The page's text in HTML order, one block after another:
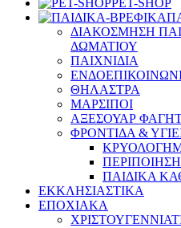
PET-SHOP
ΔΙΑΚΟΣΜΗΣΗ
ΔΩΜΑΤΙΟΥ
ΠΑΙΧΝΙΔΙΑ
ΘΗΛΑΣΤΡΑ
ΜΑΡΣΙΠΟΙ
ΑΞΕΣΟΥΑΡ
ΦΡΟΝΤΙΔΑ &
ΠΕΡΙΠΟΙΗΣΗ
ΠΑΙΔΙΚΑ
ΕΚΚΛΗΣΙΑΣΤΙΚΑ
ΕΠΟΧΙΑΚΑ